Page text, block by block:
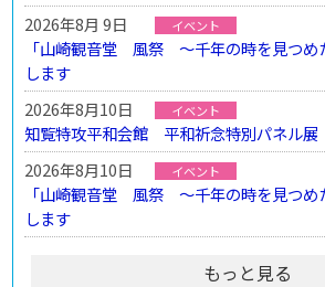
2026年8月 9日
イベント
「山崎観音堂 風祭 ～千年の時を見つめ
します
2026年8月10日
イベント
知覧特攻平和会館 平和祈念特別パネル展
2026年8月10日
イベント
「山崎観音堂 風祭 ～千年の時を見つめ
します
もっと見る